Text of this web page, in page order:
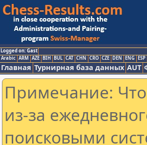
Logged on: Gast
Arabic ARM AZE BIH BUL CAT CHN CRO CZE DEN ENG ESP
Главная Турнирная база данных AUT
Примечание:
из-за
поисковыми